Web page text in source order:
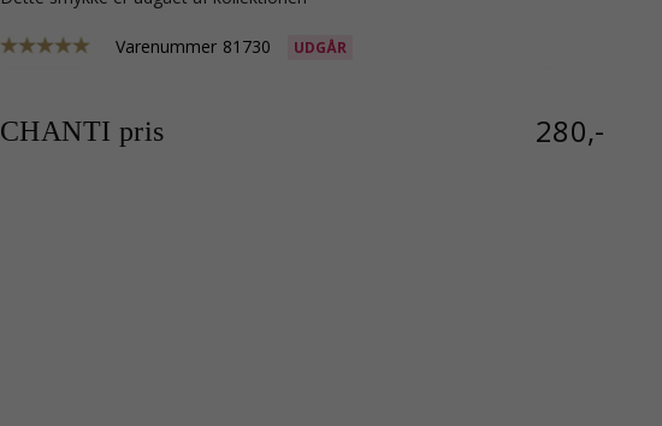
Varenummer 81730 UDGÅR
CHANTI pris 280,-